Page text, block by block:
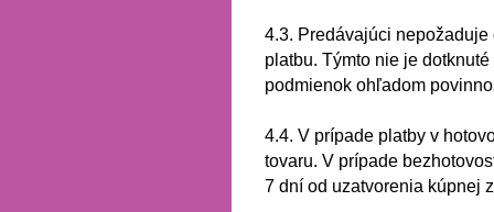
4.3. Predávajúci
platbu. Týmto nie je
podmienok ohľadom
4.4. V prípade platby v
tovaru. V prípade
7 dní od uzatvorenia kúpnej